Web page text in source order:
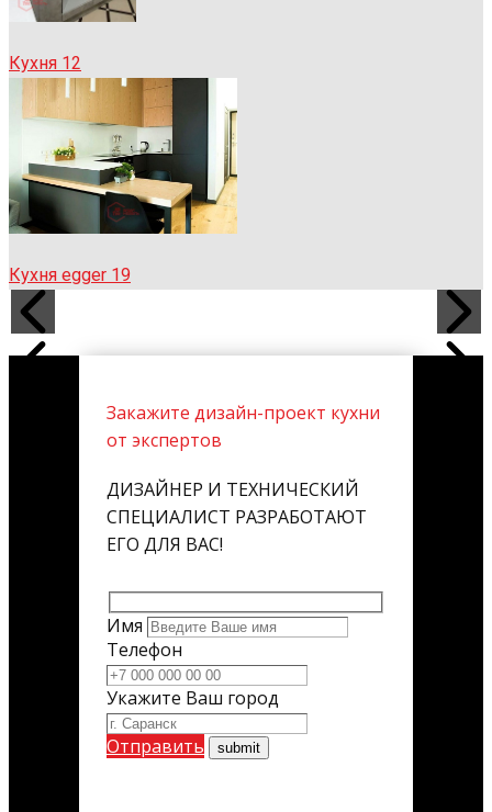
Кухня 12
Кухня egger 19
Закажите дизайн-проект кухни
от экспертов
ДИЗАЙНЕР И ТЕХНИЧЕСКИЙ
СПЕЦИАЛИСТ РАЗРАБОТАЮТ
ЕГО ДЛЯ ВАС!
Имя
Телефон
Укажите Ваш город
Отправить